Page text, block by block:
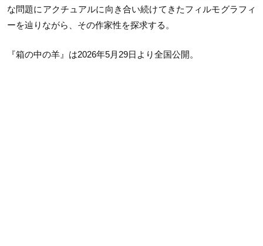
な問題にアクチュアルに向き合い続けてきたフィルモグラフィ
ーを辿りながら、その作家性を探求する。
『箱の中の羊』は2026年5月29日より全国公開。